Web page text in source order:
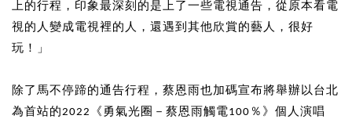
上的行程，印象最深刻的是上了一些電視通告，從原本看電
視的人變成電視裡的人，還遇到其他欣賞的藝人，很好
玩！」
除了馬不停蹄的通告行程，蔡恩雨也加碼宣布將舉辦以台北
為首站的2022《勇氣光圈－蔡恩雨觸電100％》個人演唱